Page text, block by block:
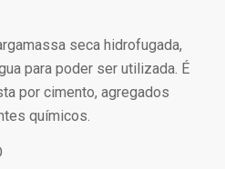
seca hidrofugada,
para poder ser utilizada. É
por cimento, agregados
químicos.